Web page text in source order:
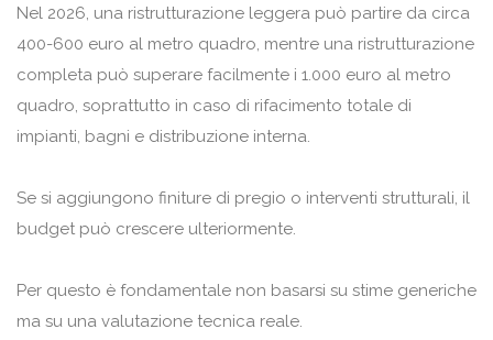
Nel 2026, una ristrutturazione leggera può partire da circa
400-600 euro al metro quadro, mentre una ristrutturazione
completa può superare facilmente i 1.000 euro al metro
quadro, soprattutto in caso di rifacimento totale di
impianti, bagni e distribuzione interna.
Se si aggiungono finiture di pregio o interventi strutturali, il
budget può crescere ulteriormente.
Per questo è fondamentale non basarsi su stime generiche
ma su una valutazione tecnica reale.